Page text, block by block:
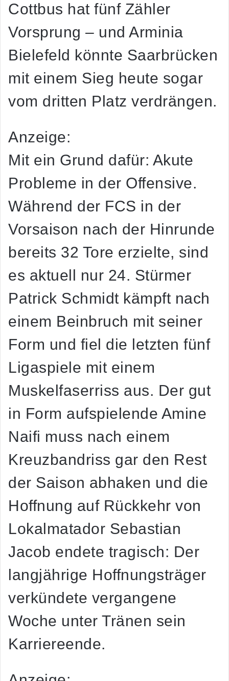
Cottbus hat fünf Zähler
Vorsprung – und Arminia
Bielefeld könnte Saarbrücken
mit einem Sieg heute sogar
vom dritten Platz verdrängen.
Anzeige:
Mit ein Grund dafür: Akute
Probleme in der Offensive.
Während der FCS in der
Vorsaison nach der Hinrunde
bereits 32 Tore erzielte, sind
es aktuell nur 24. Stürmer
Patrick Schmidt kämpft nach
einem Beinbruch mit seiner
Form und fiel die letzten fünf
Ligaspiele mit einem
Muskelfaserriss aus. Der gut
in Form aufspielende Amine
Naifi muss nach einem
Kreuzbandriss gar den Rest
der Saison abhaken und die
Hoffnung auf Rückkehr von
Lokalmatador Sebastian
Jacob endete tragisch: Der
langjährige Hoffnungsträger
verkündete vergangene
Woche unter Tränen sein
Karriereende.